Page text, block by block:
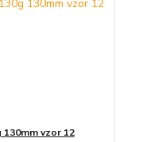
vzor 12